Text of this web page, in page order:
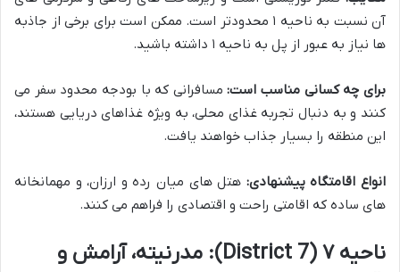
آن نسبت به ناحیه ۱ محدودتر است. ممکن است برای برخی از جاذبه
ها نیاز به عبور از پل به ناحیه ۱ داشته باشید.
برای چه کسانی مناسب است:مسافرانی که با بودجه محدود سفر می
کنند و به دنبال تجربه غذای محلی، به ویژه غذاهای دریایی هستند،
این منطقه را بسیار جذاب خواهند یافت.
انواع اقامتگاه پیشنهادی: هتل های میان رده و ارزان، و مهمانخانه
های ساده که اقامتی راحت و اقتصادی را فراهم می کنند.
ناحیه ۷ (District 7): مدرنیته، آرامش و